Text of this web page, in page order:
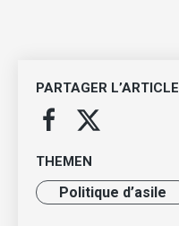
PARTAGER L’ARTICLE
THEMEN
Politique d’asile